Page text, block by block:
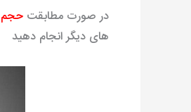
در صورت مطابقت حجم
های دیگر انجام دهید